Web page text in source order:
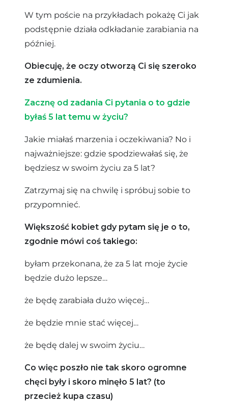
W tym poście na przykładach pokażę Ci jak
podstępnie działa odkładanie zarabiania na
później.
Obiecuję, że oczy otworzą Ci się szeroko
ze zdumienia.
Zacznę od zadania Ci pytania o to gdzie
byłaś 5 lat temu w życiu?
Jakie miałaś marzenia i oczekiwania? No i
najważniejsze: gdzie spodziewałaś się, że
będziesz w swoim życiu za 5 lat?
Zatrzymaj się na chwilę i spróbuj sobie to
przypomnieć.
Większość kobiet gdy pytam się je o to,
zgodnie mówi coś takiego:
byłam przekonana, że za 5 lat moje życie
będzie dużo lepsze…
że będę zarabiała dużo więcej…
że będzie mnie stać więcej…
że będę dalej w swoim życiu…
Co więc poszło nie tak skoro ogromne
chęci były i skoro minęło 5 lat? (to
przecież kupa czasu)